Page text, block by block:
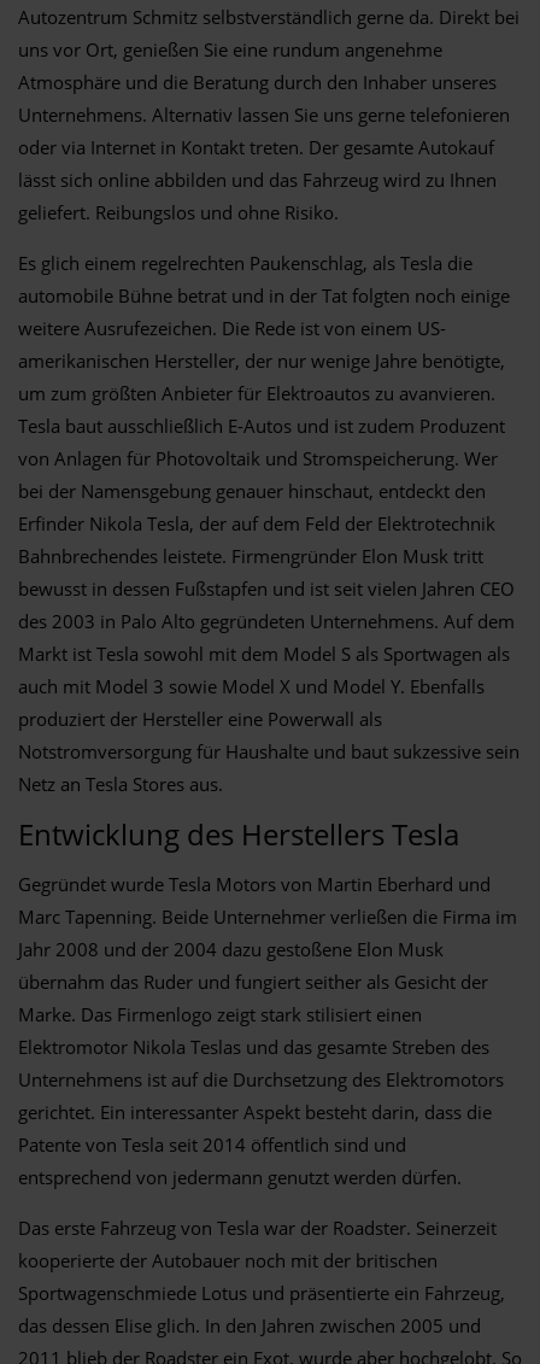
Autozentrum Schmitz selbstverständlich gerne da. Direkt bei
uns vor Ort, genießen Sie eine rundum angenehme
Atmosphäre und die Beratung durch den Inhaber unseres
Unternehmens. Alternativ lassen Sie uns gerne telefonieren
oder via Internet in Kontakt treten. Der gesamte Autokauf
lässt sich online abbilden und das Fahrzeug wird zu Ihnen
geliefert. Reibungslos und ohne Risiko.
Es glich einem regelrechten Paukenschlag, als Tesla die
automobile Bühne betrat und in der Tat folgten noch einige
weitere Ausrufezeichen. Die Rede ist von einem US-
amerikanischen Hersteller, der nur wenige Jahre benötigte,
um zum größten Anbieter für Elektroautos zu avanvieren.
Tesla baut ausschließlich E-Autos und ist zudem Produzent
von Anlagen für Photovoltaik und Stromspeicherung. Wer
bei der Namensgebung genauer hinschaut, entdeckt den
Erfinder Nikola Tesla, der auf dem Feld der Elektrotechnik
Bahnbrechendes leistete. Firmengründer Elon Musk tritt
bewusst in dessen Fußstapfen und ist seit vielen Jahren CEO
des 2003 in Palo Alto gegründeten Unternehmens. Auf dem
Markt ist Tesla sowohl mit dem Model S als Sportwagen als
auch mit Model 3 sowie Model X und Model Y. Ebenfalls
produziert der Hersteller eine Powerwall als
Notstromversorgung für Haushalte und baut sukzessive sein
Netz an Tesla Stores aus.
Entwicklung des Herstellers Tesla
Gegründet wurde Tesla Motors von Martin Eberhard und
Marc Tapenning. Beide Unternehmer verließen die Firma im
Jahr 2008 und der 2004 dazu gestoßene Elon Musk
übernahm das Ruder und fungiert seither als Gesicht der
Marke. Das Firmenlogo zeigt stark stilisiert einen
Elektromotor Nikola Teslas und das gesamte Streben des
Unternehmens ist auf die Durchsetzung des Elektromotors
gerichtet. Ein interessanter Aspekt besteht darin, dass die
Patente von Tesla seit 2014 öffentlich sind und
entsprechend von jedermann genutzt werden dürfen.
Das erste Fahrzeug von Tesla war der Roadster. Seinerzeit
kooperierte der Autobauer noch mit der britischen
Sportwagenschmiede Lotus und präsentierte ein Fahrzeug,
das dessen Elise glich. In den Jahren zwischen 2005 und
2011 blieb der Roadster ein Exot, wurde aber hochgelobt. So